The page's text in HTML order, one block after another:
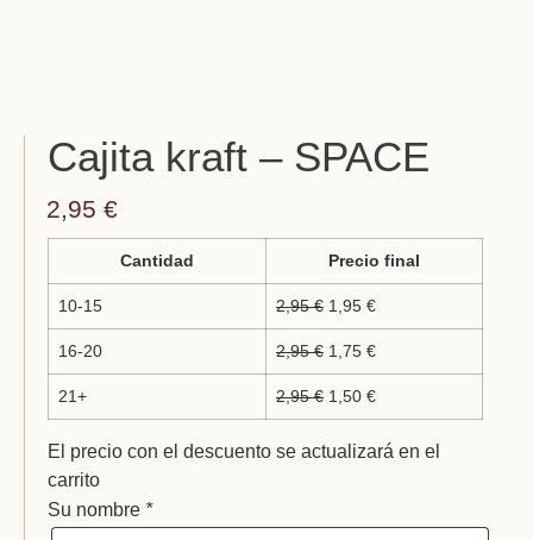
Cajita kraft – SPACE
2,95 €
Cantidad Precio final
10-15 2,95€ 1,95 €
16-20 2,95€ 1,75 €
21+ 2,95€ 1,50 €
El precio con el descuento se actualizará en el
carrito
Su nombre *